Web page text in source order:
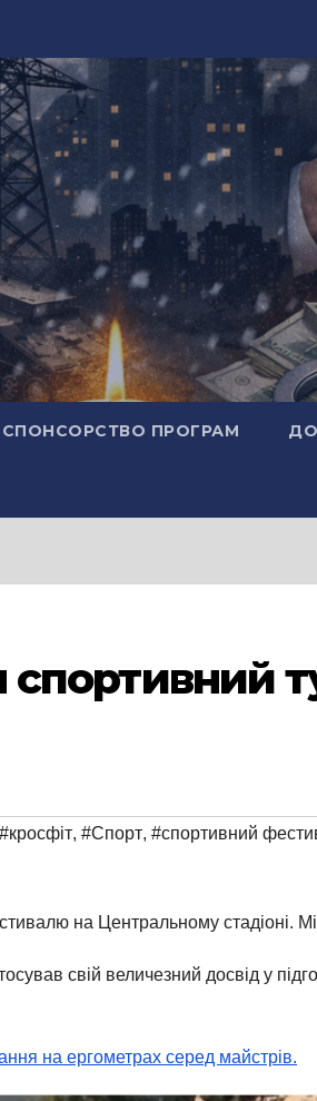
СПОНСОРСТВО ПРОГРАМ
#кросфіт, #Спорт, #спортивний
на Центральному стадіоні.
свій величезний досвід у
на ергометрах серед майстрів.